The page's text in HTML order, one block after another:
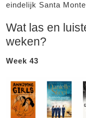
eindelijk Santa
Wat las en
weken?
Week 43